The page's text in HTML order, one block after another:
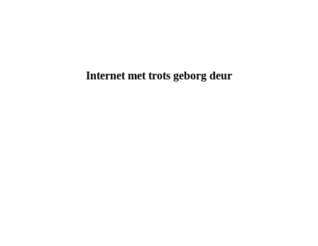
Internet met trots geborg deur